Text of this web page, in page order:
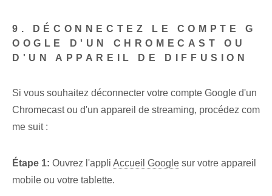
9. DÉCONNECTEZ LE COMPTE G
OOGLE D'UN CHROMECAST OU
D'UN APPAREIL DE DIFFUSION
Si vous souhaitez déconnecter votre compte Google d'un
Chromecast ou d'un appareil de streaming, procédez com
me suit :
Étape 1: Ouvrez l'appli Accueil Google sur votre appareil
mobile ou votre tablette.